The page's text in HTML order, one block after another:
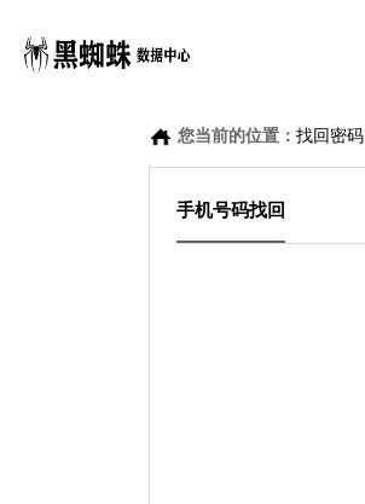
您当前的位置： 找回密码
手机号码找回